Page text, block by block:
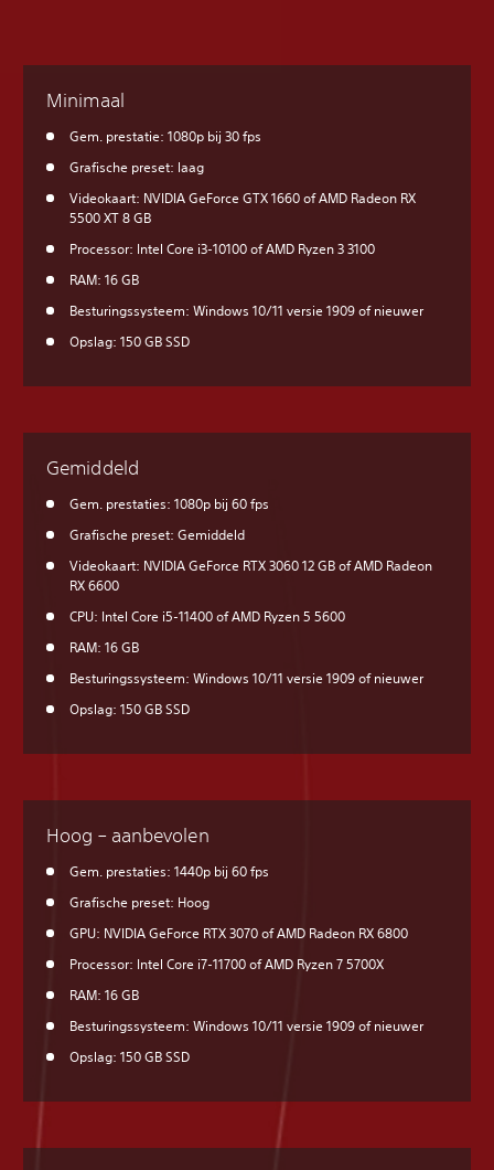
Minimaal
Gem. prestatie: 1080p bij 30 fps
Grafische preset: laag
Videokaart: NVIDIA GeForce GTX 1660 of AMD Radeon RX
5500 XT 8 GB
Processor: Intel Core i3-10100 of AMD Ryzen 3 3100
RAM: 16 GB
Besturingssysteem: Windows 10/11 versie 1909 of nieuwer
Opslag: 150 GB SSD
Gemiddeld
Gem. prestaties: 1080p bij 60 fps
Grafische preset: Gemiddeld
Videokaart: NVIDIA GeForce RTX 3060 12 GB of AMD Radeon
RX 6600
CPU: Intel Core i5-11400 of AMD Ryzen 5 5600
RAM: 16 GB
Besturingssysteem: Windows 10/11 versie 1909 of nieuwer
Opslag: 150 GB SSD
Hoog – aanbevolen
Gem. prestaties: 1440p bij 60 fps
Grafische preset: Hoog
GPU: NVIDIA GeForce RTX 3070 of AMD Radeon RX 6800
Processor: Intel Core i7-11700 of AMD Ryzen 7 5700X
RAM: 16 GB
Besturingssysteem: Windows 10/11 versie 1909 of nieuwer
Opslag: 150 GB SSD